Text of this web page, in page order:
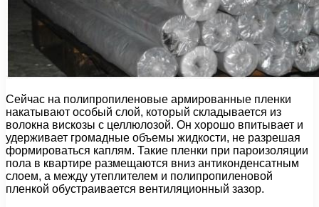
Сейчас на полипропиленовые армированные пленки
накатывают особый слой, который складывается из
волокна вискозы с целлюлозой. Он хорошо впитывает и
удерживает громадные объемы жидкости, не разрешая
формироваться каплям. Такие пленки при пароизоляции
пола в квартире размещаются вниз антиконденсатным
слоем, а между утеплителем и полипропиленовой
пленкой обустраивается вентиляционный зазор.